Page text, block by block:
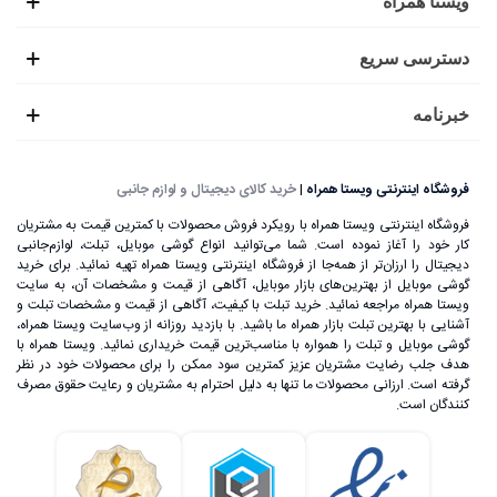
سیستم‌عامل‌ها می‌توانند بر روی نحوه عملکرد ساعت تاثیرگذار
باشند. در حال حاضر بازار خرید و فروش ساعت‌های ‌هوشمند در
آمازفیت استفاده می‌کنند.
بهترین برندهای تولید کننده انواع ساعت هوشمند و مچ بند
اگر قصد خرید آنلاین انواع ساعت هوشمند را دارید، توجه به برند
آن جزو اولین مواردی است که باید در نظر بگیرید. به این دلیل که
اعتماد مشتریان بیشتری را جلب کنند.
دسترسی سریع
خبرنامه
فروشگاه اینترنتی ویستا همراه |خرید کالای دیجیتال و لوازم جانبی
فروشگاه اینترنتی ویستا همراه با رویکرد فروش محصولات با کمترین قیمت به مشتریان
کار خود را آغاز نموده است. شما می‌توانید انواع گوشی موبایل، تبلت، لوازم‌جانبی
دیجیتال را ارزان‌تر از همه‌جا از فروشگاه اینترنتی ویستا همراه تهیه نمائید. برای خرید
گوشی موبایل از بهترین‌های بازار موبایل، آگاهی از قیمت و مشخصات آن، به ‌سایت
ویستا همراه مراجعه نمائید. خرید تبلت با کیفیت، آگاهی از قیمت و مشخصات تبلت و
آشنایی با بهترین تبلت بازار همراه ما باشید. با بازدید روزانه از وب‌سایت ویستا همراه،
گوشی موبایل و تبلت را همواره با مناسب‌ترین قیمت خریداری نمائید. ویستا همراه با
هدف جلب رضایت مشتریان عزیز کمترین سود ممکن را برای محصولات خود در نظر
گرفته است. ارزانی محصولات ما تنها به دلیل احترام به مشتریان و رعایت حقوق مصرف
کنندگان است.